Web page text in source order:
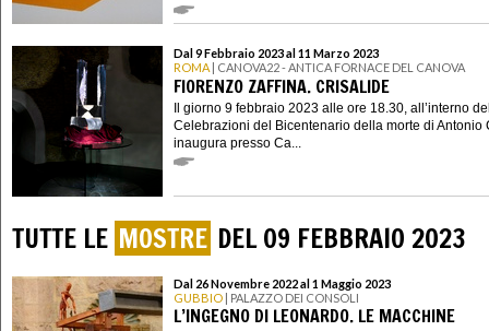
Dal 9 Febbraio 2023 al 11 Marzo 2023
ROMA | CANOVA22 - ANTICA FORNACE DEL CANOVA
FIORENZO ZAFFINA. CRISALIDE
Il giorno 9 febbraio 2023 alle ore 18.30, all’interno
Celebrazioni del Bicentenario della morte di Antonio
inaugura presso Ca...
TUTTE LE MOSTRE DEL 09 FEBBRAIO 2023
Dal 26 Novembre 2022 al 1 Maggio 2023
GUBBIO | PALAZZO DEI CONSOLI
L’INGEGNO DI LEONARDO. LE MACCHINE